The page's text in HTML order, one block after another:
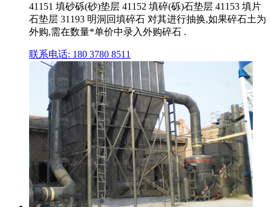
41151 填砂砾(砂)垫层 41152 填碎(砾)石垫层 41153 填片
石垫层 31193 明洞回填碎石 对其进行抽换,如果碎石土为
外购,需在数量*单价中录入外购碎石 .
联系电话: 180 3780 8511